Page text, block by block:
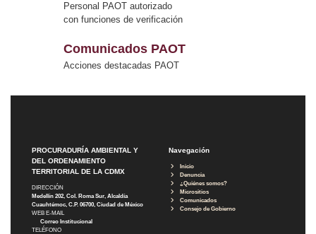
Personal PAOT autorizado
con funciones de verificación
Comunicados PAOT
Acciones destacadas PAOT
PROCURADURÍA AMBIENTAL Y
DEL ORDENAMIENTO
TERRITORIAL DE LA CDMX
DIRECCIÓN
Medellín 202, Col. Roma Sur, Alcaldía
Cuauhtémoc, C.P. 06700, Ciudad de México
WEB E-MAIL
Correo Institucional
TELÉFONO
Navegación
Inicio
Denuncia
¿Quiénes somos?
Micrositios
Comunicados
Consejo de Gobierno